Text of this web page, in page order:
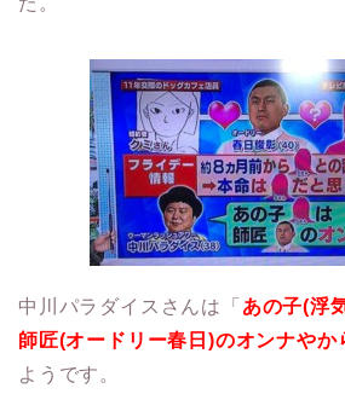
中川パラダイスさんは「 あの子(浮
師匠(オードリー春日)のオンナやか
ようです。